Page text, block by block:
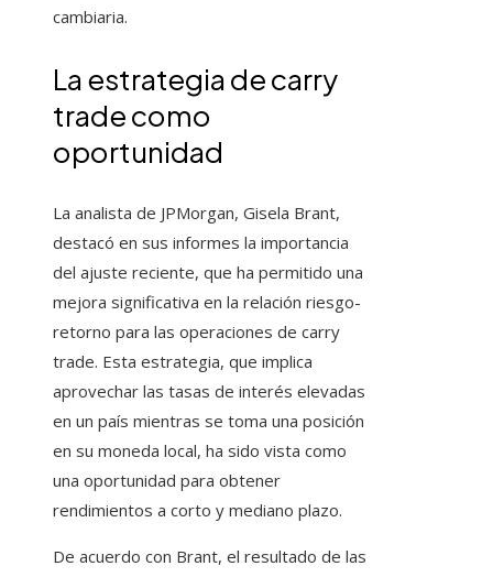
cambiaria.
La estrategia de carry
trade como
oportunidad
La analista de JPMorgan, Gisela Brant,
destacó en sus informes la importancia
del ajuste reciente, que ha permitido una
mejora significativa en la relación riesgo-
retorno para las operaciones de carry
trade. Esta estrategia, que implica
aprovechar las tasas de interés elevadas
en un país mientras se toma una posición
en su moneda local, ha sido vista como
una oportunidad para obtener
rendimientos a corto y mediano plazo.
De acuerdo con Brant, el resultado de las